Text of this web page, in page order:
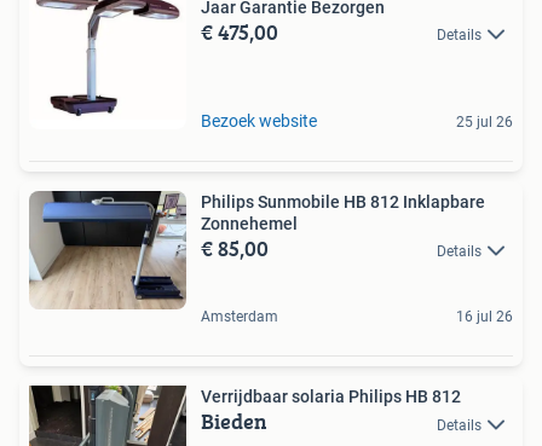
Jaar Garantie Bezorgen
€ 475,00 Details
Bezoek website 25 jul 26
Philips Sunmobile HB 812 Inklapbare
Zonnehemel
€ 85,00 Details
Amsterdam 16 jul 26
Verrijdbaar solaria Philips HB 812
Bieden Details